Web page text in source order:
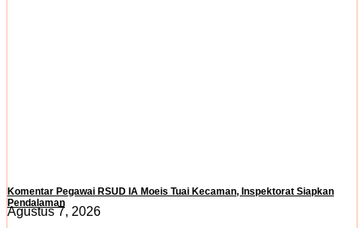
Komentar Pegawai RSUD IA Moeis Tuai Kecaman, Inspektorat Siapkan
Pendalaman
Agustus 7, 2026